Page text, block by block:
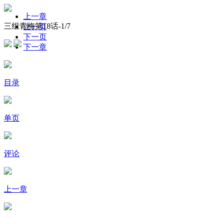
三组青梅第18话-1/7
上一章
上一页
下一页
下一章
目录
单页
评论
上一章